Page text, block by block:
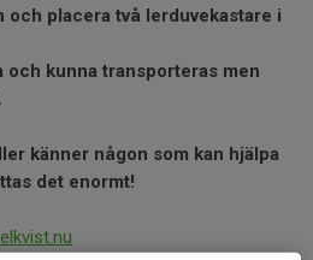
och placera två lerduvekastare i
och kunna transporteras men
känner någon som kan hjälpa
det enormt!